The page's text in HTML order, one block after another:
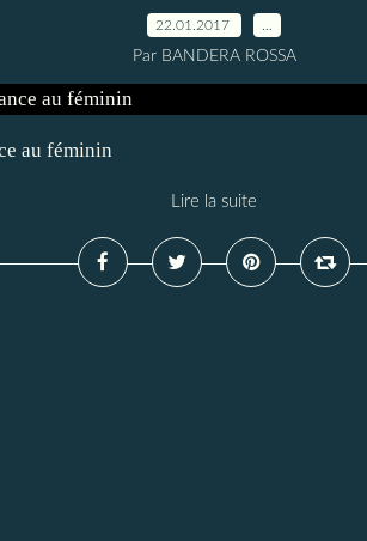
22.01.2017
Par BANDERA ROSSA
au féminin
Lire la suite